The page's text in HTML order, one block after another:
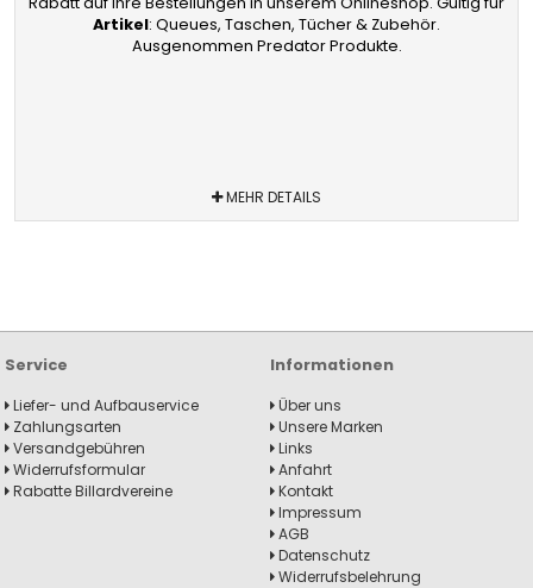
Artikel: Queues, Taschen, Tücher & Zubehör.
Ausgenommen Predator Produkte.
MEHR DETAILS
Service
Liefer- und Aufbauservice
Zahlungsarten
Versandgebühren
Widerrufsformular
Rabatte Billardvereine
Informationen
Über uns
Unsere Marken
Links
Anfahrt
Kontakt
Impressum
AGB
Datenschutz
Widerrufsbelehrung